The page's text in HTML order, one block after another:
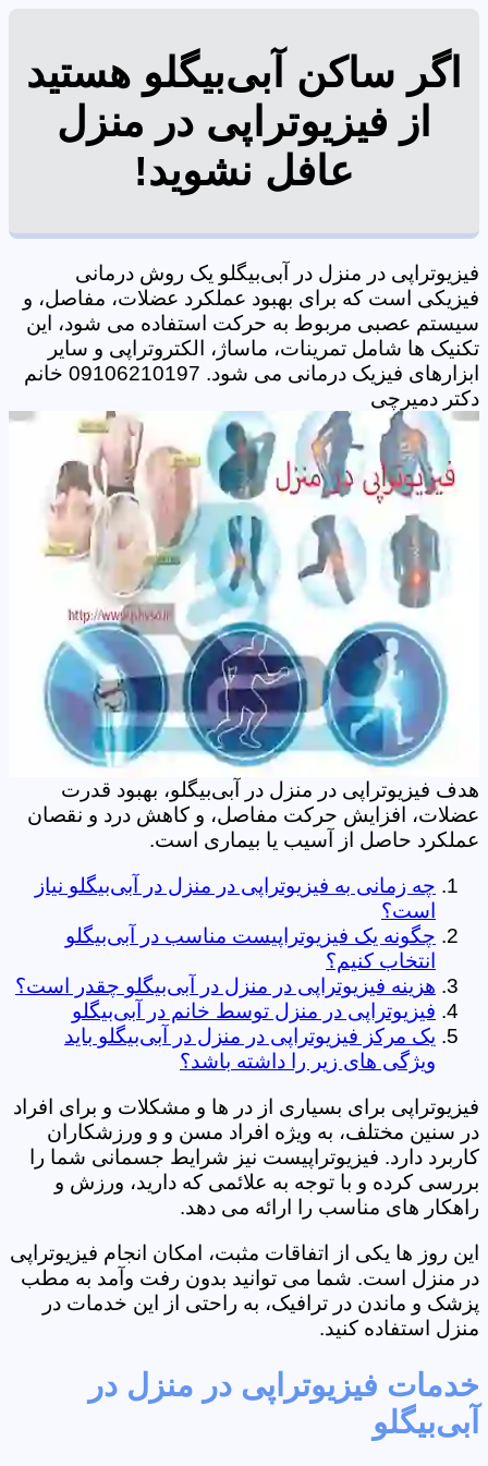
اگر ساکن آبی‌بیگلو هستید
از فیزیوتراپی در منزل
عافل نشوید!
فیزیوتراپی در منزل در آبی‌بیگلو یک روش درمانی
فیزیکی است که برای بهبود عملکرد عضلات، مفاصل، و
سیستم عصبی مربوط به حرکت استفاده می شود، این
تکنیک ها شامل تمرینات، ماساژ، الکتروتراپی و سایر
ابزارهای فیزیک درمانی می شود. 09106210197 خانم
دکتر دمیرچی
هدف فیزیوتراپی در منزل در آبی‌بیگلو، بهبود قدرت
عضلات، افزایش حرکت مفاصل، و کاهش درد و نقصان
عملکرد حاصل از آسیب یا بیماری است.
چه زمانی به فیزیوتراپی در منزل در آبی‌بیگلو نیاز
است؟
چگونه یک فیزیوتراپیست مناسب در آبی‌بیگلو
انتخاب کنیم؟
هزینه فیزیوتراپی در منزل در آبی‌بیگلو چقدر است؟
فیزیوتراپی در منزل توسط خانم در آبی‌بیگلو
یک مرکز فیزیوتراپی در منزل در آبی‌بیگلو باید
ویژگی های زیر را داشته باشد؟
فیزیوتراپی برای بسیاری از در ها و مشکلات و برای افراد
در سنین مختلف، به ویژه افراد مسن و و ورزشکاران
کاربرد دارد. فیزیوتراپیست نیز شرایط جسمانی شما را
بررسی کرده و با توجه به علائمی که دارید، ورزش و
راهکار های مناسب را ارائه می دهد.
این روز ها یکی از اتفاقات مثبت، امکان انجام فیزیوتراپی
در منزل است. شما می توانید بدون رفت وآمد به مطب
پزشک و ماندن در ترافیک، به راحتی از این خدمات در
منزل استفاده کنید.
خدمات فیزیوتراپی در منزل در
آبی‌بیگلو